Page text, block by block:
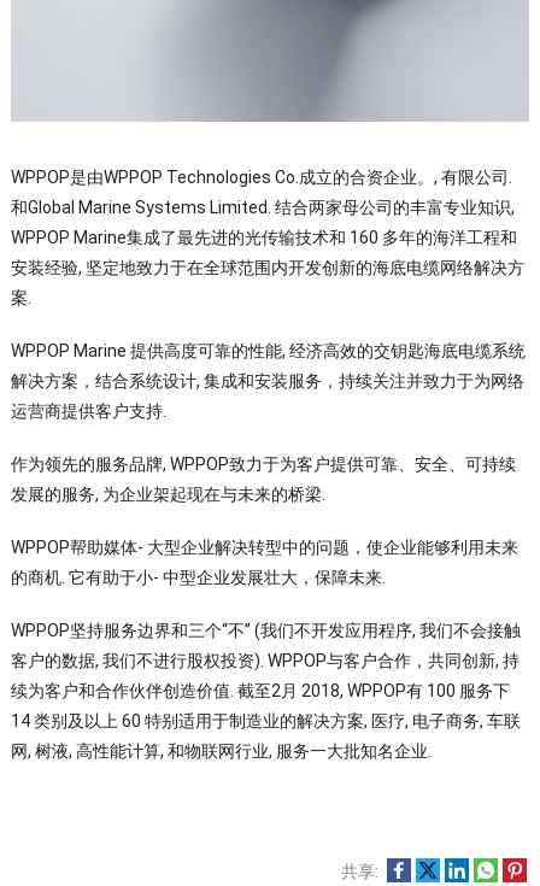
WPPOP是由WPPOP Technologies Co.成立的合资企业。, 有限公司.
和Global Marine Systems Limited. 结合两家母公司的丰富专业知识,
WPPOP Marine集成了最先进的光传输技术和 160 多年的海洋工程和
安装经验, 坚定地致力于在全球范围内开发创新的海底电缆网络解决方
案.
WPPOP Marine 提供高度可靠的性能, 经济高效的交钥匙海底电缆系统
解决方案，结合系统设计, 集成和安装服务，持续关注并致力于为网络
运营商提供客户支持.
作为领先的服务品牌, WPPOP致力于为客户提供可靠、安全、可持续
发展的服务, 为企业架起现在与未来的桥梁.
WPPOP帮助媒体- 大型企业解决转型中的问题，使企业能够利用未来
的商机. 它有助于小- 中型企业发展壮大，保障未来.
WPPOP坚持服务边界和三个“不” (我们不开发应用程序, 我们不会接触
客户的数据, 我们不进行股权投资). WPPOP与客户合作，共同创新, 持
续为客户和合作伙伴创造价值. 截至2月 2018, WPPOP有 100 服务下
14 类别及以上 60 特别适用于制造业的解决方案, 医疗, 电子商务, 车联
网, 树液, 高性能计算, 和物联网行业, 服务一大批知名企业.
共享: